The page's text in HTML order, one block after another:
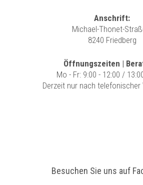
Anschrift:
Michael-Thonet-
8240 Friedberg
Öffnungszeiten |
Mo - Fr: 9:00 - 12:00 /
Derzeit nur nach telefonischer
Besuchen Sie uns auf